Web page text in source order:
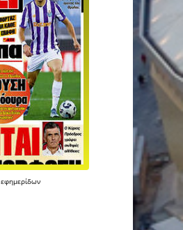
εφημερίδων